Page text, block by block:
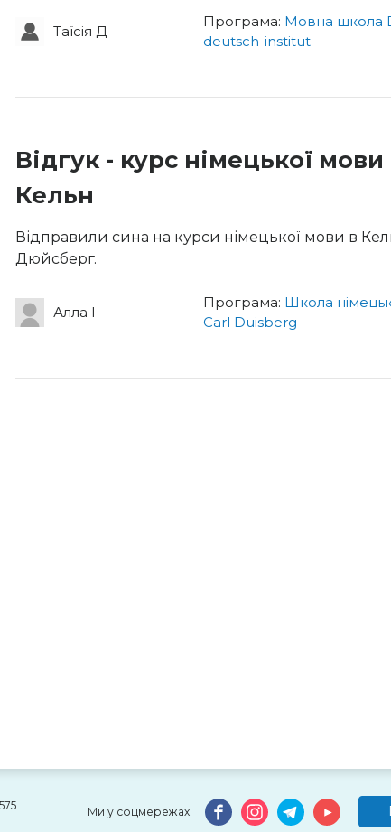
Таїсія Д
Програма: Мовна школа
deutsch-institut
Відгук - курс німецької
Кельн
Відправили сина на курси німецької мови в
Дюйсберг.
Алла І
Програма: Школа
Carl Duisberg
Ми у соцмережах: